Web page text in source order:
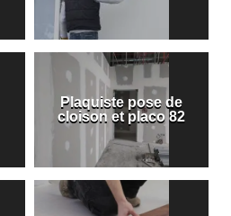
Plaquiste pose de
cloison et placo 82